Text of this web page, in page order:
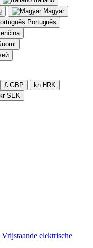
Magyar
Português
£ GBP
kn HRK
kr SEK
Vrijstaande elektrische